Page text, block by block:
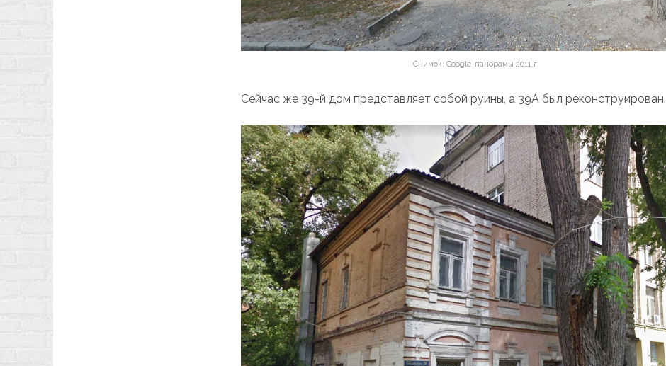
Снимок: Google-панорамы 2011 г.
Сейчас же 39-й дом представляет собой руины, а 39А был реконструирован.